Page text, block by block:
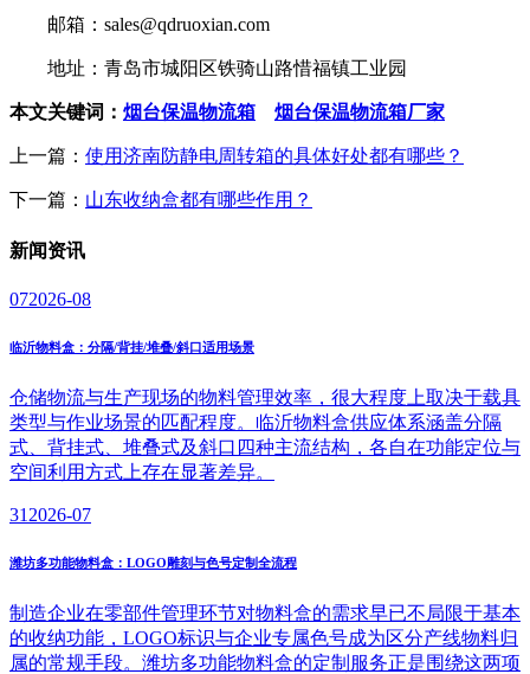
邮箱：sales@qdruoxian.com
地址：青岛市城阳区铁骑山路惜福镇工业园
本文关键词： 烟台保温物流箱 烟台保温物流箱厂家
上一篇： 使用济南防静电周转箱的具体好处都有哪些？
下一篇： 山东收纳盒都有哪些作用？
新闻资讯
072026-08
临沂物料盒：分隔/背挂/堆叠/斜口适用场景
仓储物流与生产现场的物料管理效率，很大程度上取决于载具
类型与作业场景的匹配程度。临沂物料盒供应体系涵盖分隔
式、背挂式、堆叠式及斜口四种主流结构，各自在功能定位与
空间利用方式上存在显著差异。
31 2026-07
潍坊多功能物料盒：LOGO雕刻与色号定制全流程
制造企业在零部件管理环节对物料盒的需求早已不局限于基本
的收纳功能，LOGO标识与企业专属色号成为区分产线物料归
属的常规手段。潍坊多功能物料盒的定制服务正是围绕这两项